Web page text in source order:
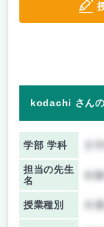
kodachi さん
学部 学科
担当の先生
名
佐
授業種別 共